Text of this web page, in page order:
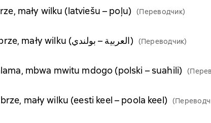
mały wilku (latviešu – poļu) (Переводчик)
نم جيداً، أيها الذئبُ الصغيرْ – Śpij dobrze, mały wilku (العربية – بولندي) (Переводчик)
mbwa mwitu mdogo (polski – suahili)
mały wilku (eesti keel – poola keel)